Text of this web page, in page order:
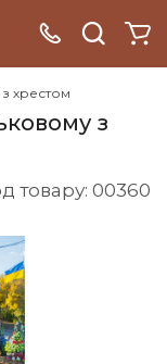
хрестом
з
товару: 00360